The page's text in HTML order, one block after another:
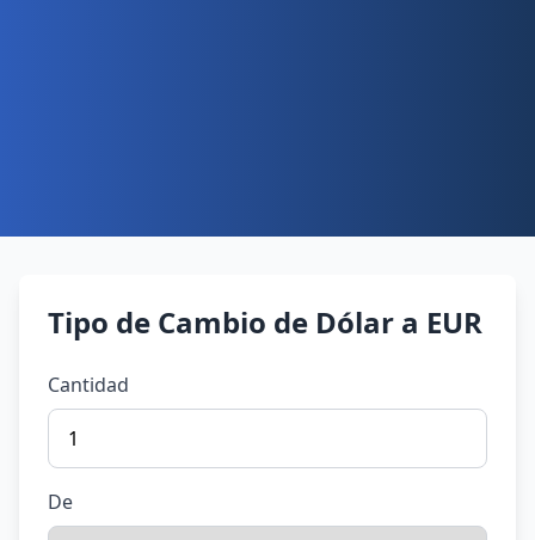
Tipo de Cambio de Dólar a EUR
Cantidad
De